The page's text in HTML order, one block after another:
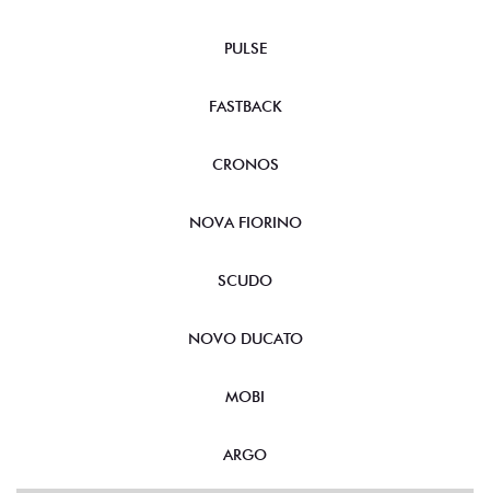
PULSE
FASTBACK
CRONOS
NOVA FIORINO
SCUDO
NOVO DUCATO
MOBI
ARGO